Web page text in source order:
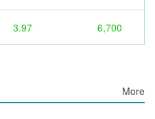
3.97 6,700
More